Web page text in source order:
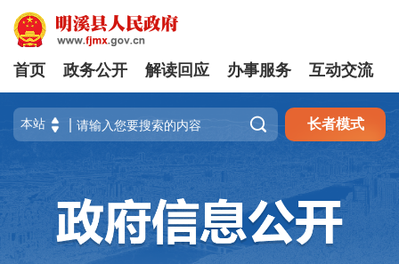
首页 政务公开 解读回应 办事服务 互动交流
 长者模式